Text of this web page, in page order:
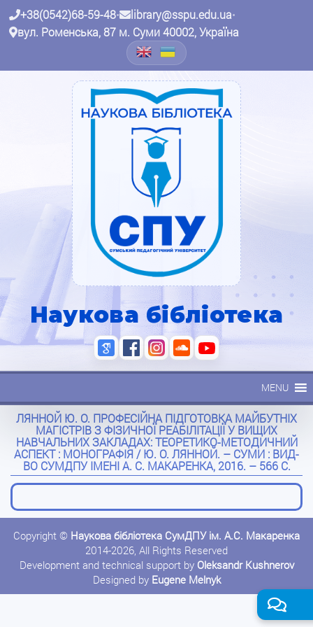
+38(0542)68-59-48• library@sspu.edu.ua•
вул. Роменська, 87 м. Суми 40002, Україна
Наукова бібліотека
MENU
ЛЯННОЙ Ю. О. ПРОФЕСІЙНА ПІДГОТОВКА МАЙБУТНІХ
МАГІСТРІВ З ФІЗИЧНОЇ РЕАБІЛІТАЦІЇ У ВИЩИХ
НАВЧАЛЬНИХ ЗАКЛАДАХ: ТЕОРЕТИКО-МЕТОДИЧНИЙ
АСПЕКТ : МОНОГРАФІЯ / Ю. О. ЛЯННОЙ. – СУМИ : ВИД-
ВО СУМДПУ ІМЕНІ А. С. МАКАРЕНКА, 2016. – 566 С.
Copyright © Наукова бібліотека СумДПУ ім. А.С. Макаренка
2014-2026, All Rights Reserved
Development and technical support by Oleksandr Kushnerov
Designed by Eugene Melnyk